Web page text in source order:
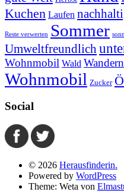
Kuchen Laufen
Reste verwerten Sommer
Umweltfreundlich
Wohnmobil Wald Wandern
Wohnmobil Zucker
Social
© 2026 Herausfinderin.
Powered by WordPress
Theme: Weta von